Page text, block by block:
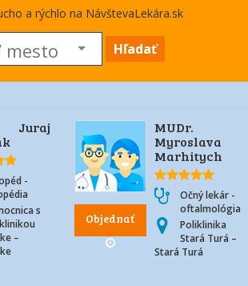
a rýchlo na NávštevaLekára.sk
Hľadať
Juraj
-
s
–
Objednať
MUDr.
Myroslava
Marhitych
Očný lekár -
oftalmológia
Poliklinika
Stará Turá –
Stará Turá